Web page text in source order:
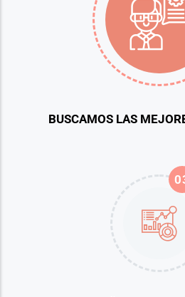
BUSCAMOS LAS